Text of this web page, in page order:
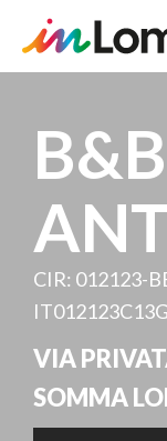
Inhalt
CIR: 012123-
VIA
SOMMA